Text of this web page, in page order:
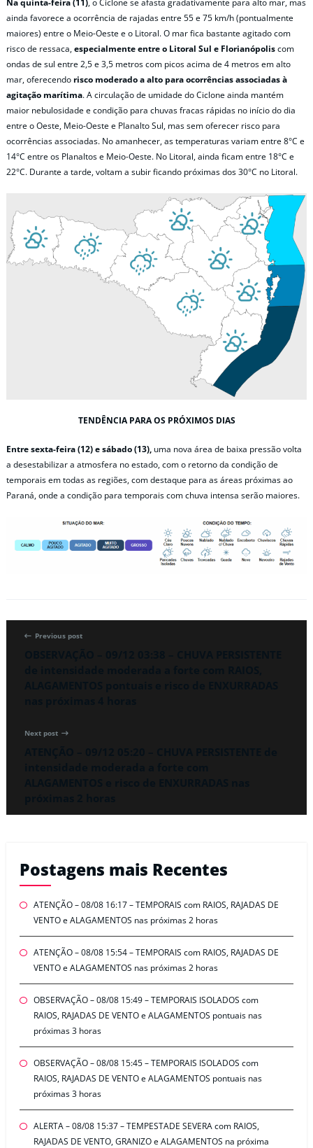
ainda favorece a ocorrência de rajadas entre 55 e 75 km/h (pontualmente
maiores) entre o Meio-Oeste e o Litoral. O mar fica bastante agitado com
risco de ressaca,especialmente entre o Litoral Sul e Florianópoliscom
ondas de sul entre 2,5 e 3,5 metros com picos acima de 4 metros em alto
mar, oferecendo risco moderado a alto para ocorrências associadas à
agitação marítima. A circulação de umidade do Ciclone ainda mantém
maior nebulosidade e condição para chuvas fracas rápidas no início do dia
entre o Oeste, Meio-Oeste e Planalto Sul, mas sem oferecer risco para
ocorrências associadas. No amanhecer, as temperaturas variam entre 8°C e
14°C entre os Planaltos e Meio-Oeste. No Litoral, ainda ficam entre 18°C e
22°C. Durante a tarde, voltam a subir ficando próximas dos 30°C no Litoral.
TENDÊNCIA PARA OS PRÓXIMOS DIAS
Entre sexta-feira (12) e sábado (13), uma nova área de baixa pressão volta
a desestabilizar a atmosfera no estado, com o retorno da condição de
temporais em todas as regiões, com destaque para as áreas próximas ao
Paraná, onde a condição para temporais com chuva intensa serão maiores.
Previous post
Next post
Postagens mais Recentes
ATENÇÃO – 08/08 16:17 – TEMPORAIS com RAIOS, RAJADAS DE
VENTO e ALAGAMENTOS nas próximas 2 horas
ATENÇÃO – 08/08 15:54 – TEMPORAIS com RAIOS, RAJADAS DE
VENTO e ALAGAMENTOS nas próximas 2 horas
OBSERVAÇÃO – 08/08 15:49 – TEMPORAIS ISOLADOS com
RAIOS, RAJADAS DE VENTO e ALAGAMENTOS pontuais nas
próximas 3 horas
OBSERVAÇÃO – 08/08 15:45 – TEMPORAIS ISOLADOS com
RAIOS, RAJADAS DE VENTO e ALAGAMENTOS pontuais nas
próximas 3 horas
ALERTA – 08/08 15:37 – TEMPESTADE SEVERA com RAIOS,
RAJADAS DE VENTO, GRANIZO e ALAGAMENTOS na próxima